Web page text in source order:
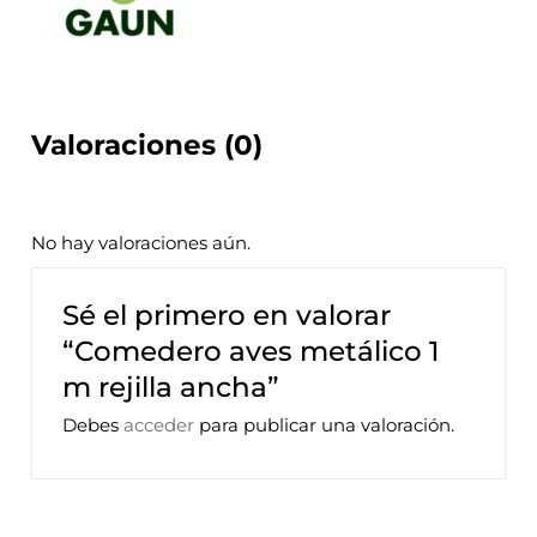
Valoraciones (0)
No hay valoraciones aún.
Sé el primero en valorar
“Comedero aves metálico 1
m rejilla ancha”
Debes acceder para publicar una valoración.